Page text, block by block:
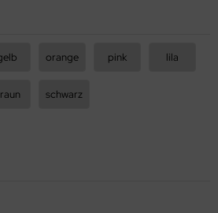
orange pink lila
schwarz